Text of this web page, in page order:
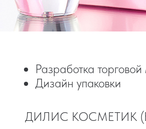
Разработка
Дизайн упаковки
ДИЛИС КОСМЕТИК